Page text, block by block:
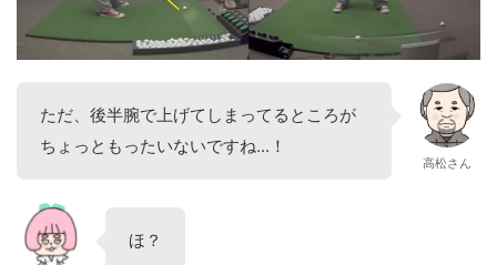
ただ、後半腕で上げてしまってるところが
ちょっともったいないですね...！
高松さん
ほ？